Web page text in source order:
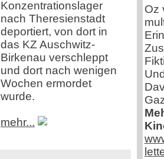
Konzentrationslager
nach Theresienstadt
deportiert, von dort in
das KZ Auschwitz-
Birkenau verschleppt
und dort nach wenigen
Wochen ermordet
wurde.
mehr...
Oz